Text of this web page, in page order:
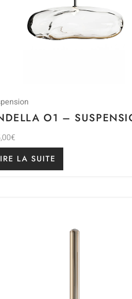
O1 –
€
LA SUITE